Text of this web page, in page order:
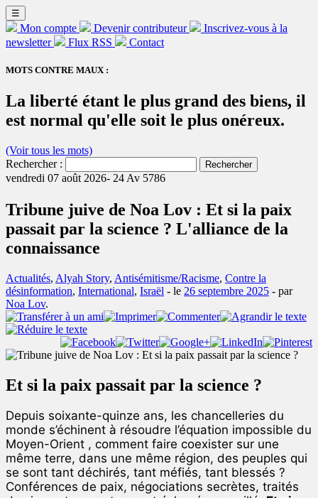
☰
Mon compte Devenir contributeur
Inscrivez-vous à la
newsletter
Flux RSS Contact
MOTS CONTRE MAUX :
La liberté étant le plus grand des biens, il
est normal qu'elle soit le plus onéreux.
(Voir tous les mots)
Rechercher :
vendredi 07 août 2026- 24 Av 5786
Tribune juive de Noa Lov : Et si la paix
passait par la science ? L'alliance de la
connaissance
Actualités, Alyah Story, Antisémitisme/Racisme, Contre la
désinformation, International, Israël - le 26 septembre 2025 - par
Noa Lov.
Et si la paix passait par la science ?
Depuis soixante-quinze ans, les chancelleries du
monde s’échinent à résoudre l’équation impossible du
Moyen-Orient , comment faire coexister sur une
même terre, dans une même région, des peuples qui
se sont tant déchirés, tant méfiés, tant blessés ?
Conférences de paix, négociations secrètes, traités